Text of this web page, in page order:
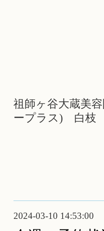
祖師ヶ谷大蔵美容
ープラス) 白枝
2024-03-10 14:53:00